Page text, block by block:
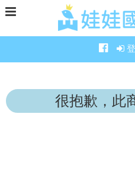
很抱歉，此